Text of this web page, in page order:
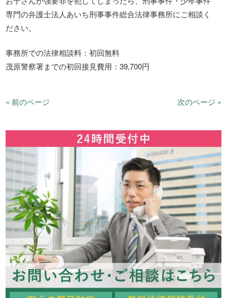
専門の弁護士法人あいち刑事事件総合法律事務所にご相談く
ださい。
事務所での法律相談料：初回無料
茂原警察署までの初回接見費用：39,700円
« 前のページ 次のページ »